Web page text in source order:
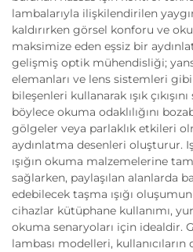
lambalarıyla ilişkilendirilen
kaldırırken görsel konforu ve
maksimize eden eşsiz bir
gelişmiş optik mühendisliği;
elemanları ve lens sistemleri
bileşenleri kullanarak ışık
böylece okuma odaklılığını
gölgeler veya parlaklık etkileri
aydınlatma desenleri oluşturur.
ışığın okuma malzemelerine
sağlarken, paylaşılan alanlarda
edebilecek taşma ışığı
cihazlar kütüphane kullanımı,
okuma senaryoları için idealdir.
lambası modelleri,